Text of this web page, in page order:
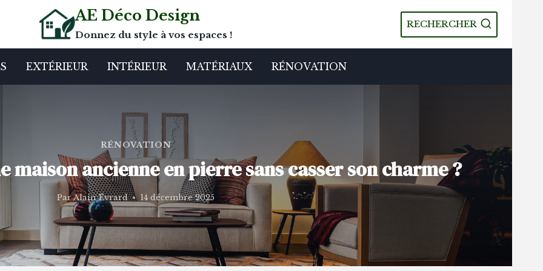
AE Déco Design
Donnez du style à vos espaces !
RECHERCHER
EXTÉRIEUR INTÉRIEUR MATÉRIAUX RÉNOVATION
RÉNOVATION
maison ancienne en pierre sans casser son charme ?
ParAlain Évrard 14 décembre 2025